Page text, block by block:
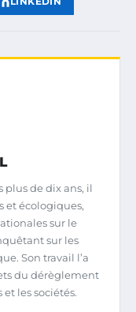
de dix ans, il
et écologiques,
sur le
sur les
Son travail l’a
du dérèglement
les sociétés.